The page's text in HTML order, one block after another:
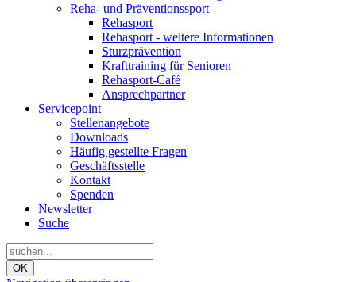
Reha- und Präventionssport
Rehasport
Rehasport - weitere Informationen
Sturzprävention
Krafttraining für Senioren
Rehasport-Café
Ansprechpartner
Servicepoint
Stellenangebote
Downloads
Häufig gestellte Fragen
Geschäftsstelle
Kontakt
Spenden
Newsletter
Suche
OK